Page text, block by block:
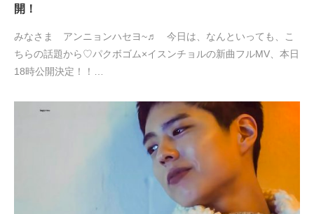
開！
みなさま アンニョンハセヨ~♬ 今日は、なんといっても、こ
ちらの話題から♡パクボゴム×イスンチョルの新曲フルMV、本日
18時公開決定！！…